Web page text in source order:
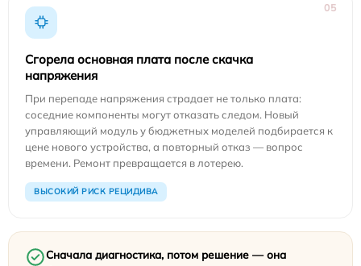
05
Сгорела основная плата после скачка
напряжения
При перепаде напряжения страдает не только плата:
соседние компоненты могут отказать следом. Новый
управляющий модуль у бюджетных моделей подбирается к
цене нового устройства, а повторный отказ — вопрос
времени. Ремонт превращается в лотерею.
ВЫСОКИЙ РИСК РЕЦИДИВА
Сначала диагностика, потом решение — она